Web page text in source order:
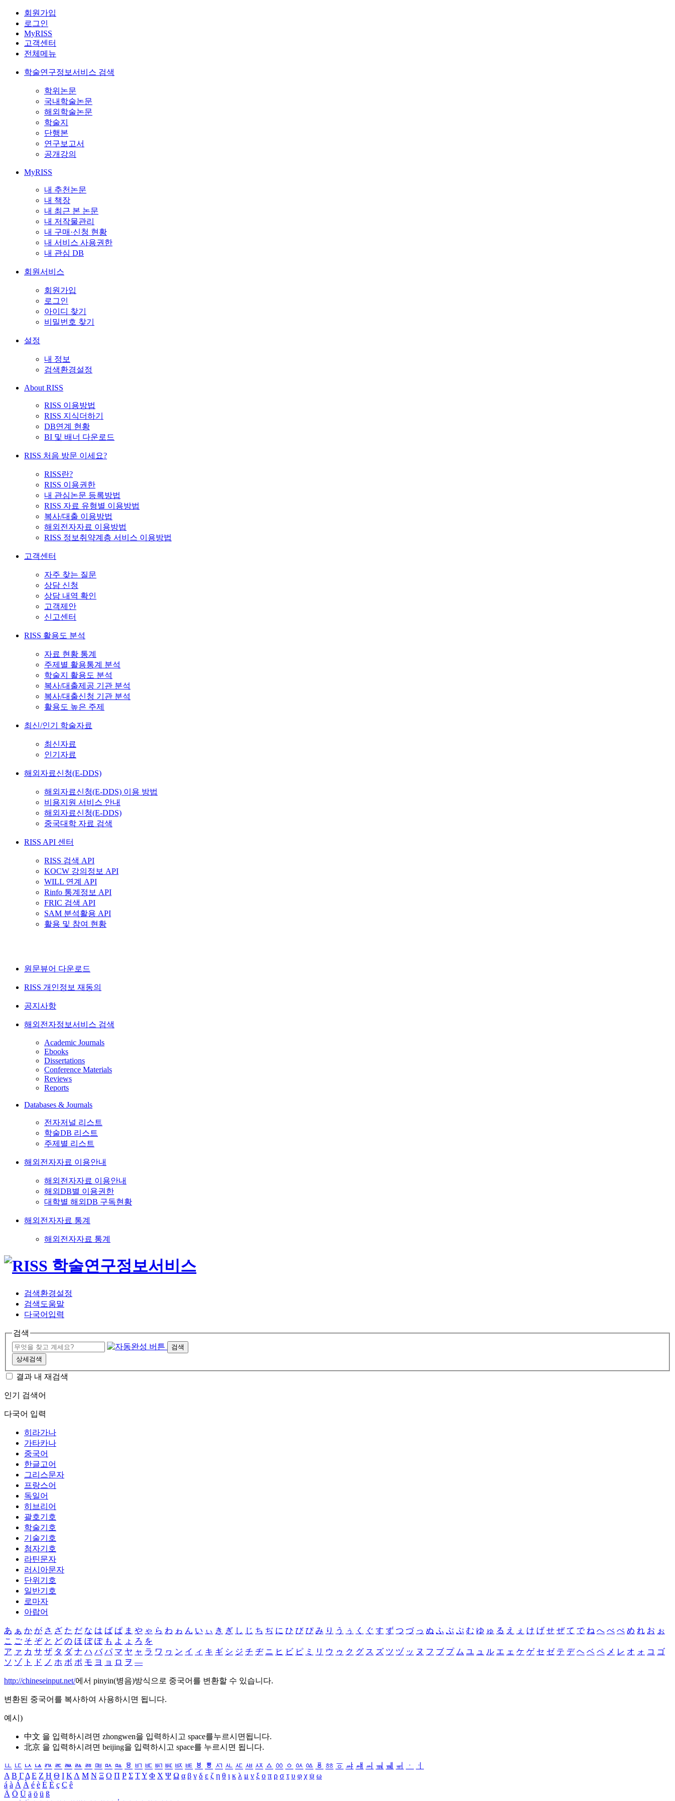
회원가입
로그인
MyRISS
고객센터
전체메뉴
학술연구정보서비스 검색
학위논문
국내학술논문
해외학술논문
학술지
단행본
연구보고서
공개강의
MyRISS
내 추천논문
내 책장
내 최근 본 논문
내 저작물관리
내 구매·신청 현황
내 서비스 사용권한
내 관심 DB
회원서비스
회원가입
로그인
아이디 찾기
비밀번호 찾기
설정
내 정보
검색환경설정
About RISS
RISS 이용방법
RISS 지식더하기
DB연계 현황
BI 및 배너 다운로드
RISS 처음 방문 이세요?
RISS란?
RISS 이용권한
내 관심논문 등록방법
RISS 자료 유형별 이용방법
복사/대출 이용방법
해외전자자료 이용방법
RISS 정보취약계층 서비스 이용방법
고객센터
자주 찾는 질문
상담 신청
상담 내역 확인
고객제안
신고센터
RISS 활용도 분석
자료 현황 통계
주제별 활용통계 분석
학술지 활용도 분석
복사/대출제공 기관 분석
복사/대출신청 기관 분석
활용도 높은 주제
최신/인기 학술자료
최신자료
인기자료
해외자료신청(E-DDS)
해외자료신청(E-DDS) 이용 방법
비용지원 서비스 안내
해외자료신청(E-DDS)
중국대학 자료 검색
RISS API 센터
RISS 검색 API
KOCW 강의정보 API
WILL 연계 API
Rinfo 통계정보 API
FRIC 검색 API
SAM 분석활용 API
활용 및 참여 현황
원문뷰어 다운로드
RISS 개인정보 재동의
공지사항
해외전자정보서비스 검색
Academic Journals
Ebooks
Dissertations
Conference Materials
Reviews
Reports
Databases & Journals
전자저널 리스트
학술DB 리스트
주제별 리스트
해외전자자료 이용안내
해외전자자료 이용안내
해외DB별 이용권한
대학별 해외DB 구독현황
해외전자자료 통계
해외전자자료 통계
검색환경설정
검색도움말
다국어입력
검색
검색
상세검색
결과 내 재검색
인기 검색어
다국어 입력
히라가나
가타카나
중국어
한글고어
그리스문자
프랑스어
독일어
히브리어
괄호기호
학술기호
기술기호
첨자기호
라틴문자
러시아문자
단위기호
일반기호
로마자
아랍어
あ ぁ か が さ ざ た だ な は ば ぱ ま や ゃ ら わ ゎ ん い ぃ き ぎ し じ ち ぢ に ひ び ぴ み り う ぅ く ぐ す ず つ づ っ ぬ ふ ぶ ぷ む ゆ ゅ る え ぇ け げ せ ぜ て で ね へ べ ぺ め れ お ぉ
こ ご そ ぞ と ど の ほ ぼ ぽ も よ ょ ろ を
ア ァ カ サ ザ タ ダ ナ ハ バ パ マ ヤ ャ ラ ワ ヮ ン イ ィ キ ギ シ ジ チ ヂ ニ ヒ ビ ピ ミ リ ウ ゥ ク グ ス ズ ツ ヅ ッ ヌ フ ブ プ ム ユ ュ ル エ ェ ケ ゲ セ ゼ テ デ ヘ ベ ペ メ レ オ ォ コ ゴ
ソ ゾ ト ド ノ ホ ボ ポ モ ヨ ョ ロ ヲ ―
http://chineseinput.net/에서 pinyin(병음)방식으로 중국어를 변환할 수 있습니다.
변환된 중국어를 복사하여 사용하시면 됩니다.
예시)
中文 을 입력하시려면 zhongwen을 입력하시고 space를누르시면됩니다.
北京 을 입력하시려면 beijing을 입력하시고 space를 누르시면 됩니다.
ㅥ ㅦ ㅧ ㅨ ㅩ ㅪ ㅫ ㅬ ㅭ ㅮ ㅯ ㅰ ㅱ ㅲ ㅳ ㅴ ㅵ ㅶ ㅷ ㅸ ㅹ ㅺ ㅻ ㅼ ㅽ ㅾ ㅿ ㆀ ㆁ ㆂ ㆃ ㆄ ㆅ ㆆ ㆇ ㆈ ㆉ ㆊ ㆋ ㆌ ㆍ
ㆎ
Α Β ΓΔ Ε Ζ Η Θ Ι ΚΛ Μ Ν Ξ Ο Π Ρ Σ ΤΥ Φ Χ Ψ Ω α β γ δ ε ζ η θ ι κ λ μ ν ξ ο π ρ σ τ υ φ χ ψ ω
á à Á À é è É È ç Ç ê
Ä Ö Ü ä ö ü ß